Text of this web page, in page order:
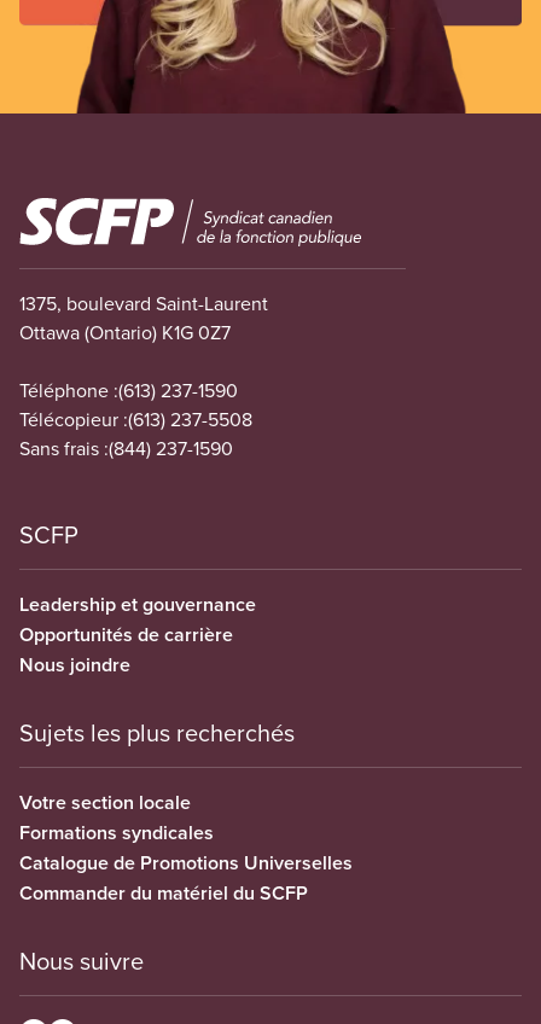
Image
1375, boulevard Saint-Laurent
Ottawa (Ontario) K1G 0Z7
Téléphone :(613) 237-1590
Télécopieur :(613) 237-5508
Sans frais :(844) 237-1590
SCFP
Leadership et gouvernance
Opportunités de carrière
Nous joindre
Sujets les plus recherchés
Votre section locale
Formations syndicales
Catalogue de Promotions Universelles
Commander du matériel du SCFP
Nous suivre